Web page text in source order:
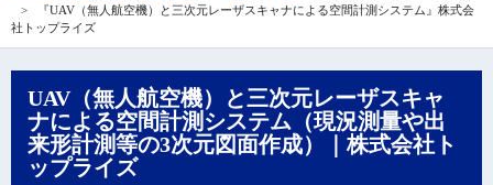
『UAV（無人航空機）と三次元レーザスキャナによる空間計測システム』株式会
社トップライズ
UAV（無人航空機）と三次元レーザスキャ
ナによる空間計測システム（現況測量や出
来形計測等の3次元図面作成）｜株式会社ト
ップライズ